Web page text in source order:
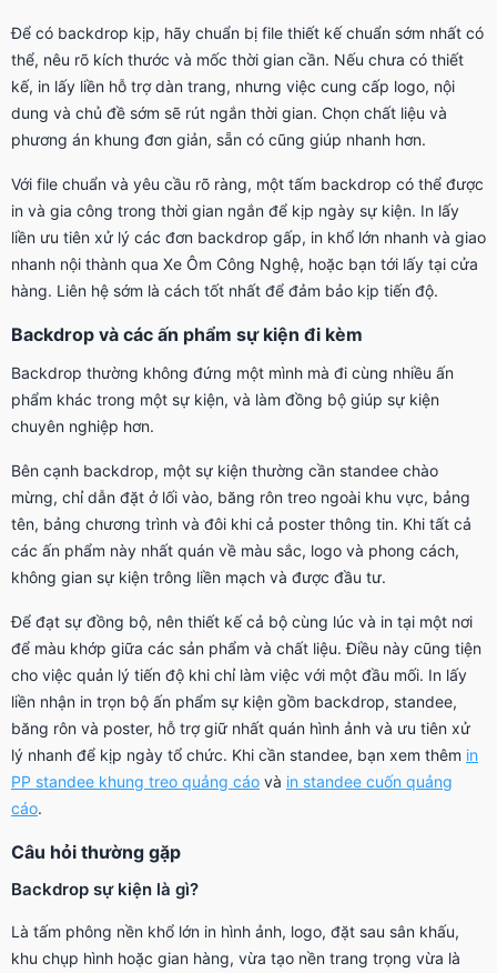
Để có backdrop kịp, hãy chuẩn bị file thiết kế chuẩn sớm nhất có
thể, nêu rõ kích thước và mốc thời gian cần. Nếu chưa có thiết
kế, in lấy liền hỗ trợ dàn trang, nhưng việc cung cấp logo, nội
dung và chủ đề sớm sẽ rút ngắn thời gian. Chọn chất liệu và
phương án khung đơn giản, sẵn có cũng giúp nhanh hơn.
Với file chuẩn và yêu cầu rõ ràng, một tấm backdrop có thể được
in và gia công trong thời gian ngắn để kịp ngày sự kiện. In lấy
liền ưu tiên xử lý các đơn backdrop gấp, in khổ lớn nhanh và giao
nhanh nội thành qua Xe Ôm Công Nghệ, hoặc bạn tới lấy tại cửa
hàng. Liên hệ sớm là cách tốt nhất để đảm bảo kịp tiến độ.
Backdrop và các ấn phẩm sự kiện đi kèm
Backdrop thường không đứng một mình mà đi cùng nhiều ấn
phẩm khác trong một sự kiện, và làm đồng bộ giúp sự kiện
chuyên nghiệp hơn.
Bên cạnh backdrop, một sự kiện thường cần standee chào
mừng, chỉ dẫn đặt ở lối vào, băng rôn treo ngoài khu vực, bảng
tên, bảng chương trình và đôi khi cả poster thông tin. Khi tất cả
các ấn phẩm này nhất quán về màu sắc, logo và phong cách,
không gian sự kiện trông liền mạch và được đầu tư.
Để đạt sự đồng bộ, nên thiết kế cả bộ cùng lúc và in tại một nơi
để màu khớp giữa các sản phẩm và chất liệu. Điều này cũng tiện
cho việc quản lý tiến độ khi chỉ làm việc với một đầu mối. In lấy
liền nhận in trọn bộ ấn phẩm sự kiện gồm backdrop, standee,
băng rôn và poster, hỗ trợ giữ nhất quán hình ảnh và ưu tiên xử
lý nhanh để kịp ngày tổ chức. Khi cần standee, bạn xem thêm in
PP standee khung treo quảng cáo và in standee cuốn quảng
cáo.
Câu hỏi thường gặp
Backdrop sự kiện là gì?
Là tấm phông nền khổ lớn in hình ảnh, logo, đặt sau sân khấu,
khu chụp hình hoặc gian hàng, vừa tạo nền trang trọng vừa là